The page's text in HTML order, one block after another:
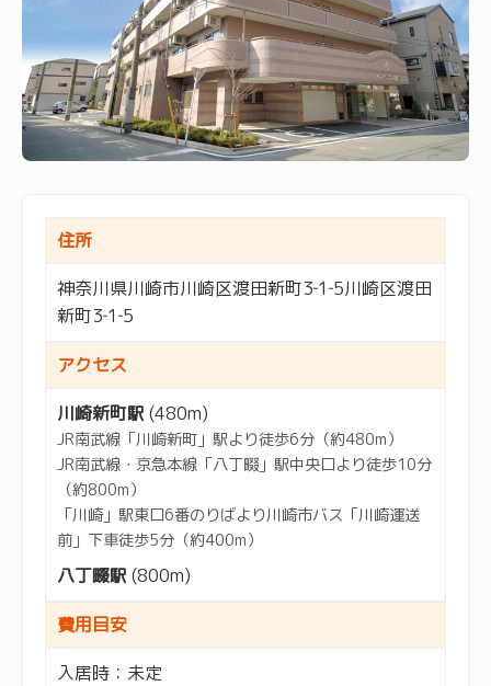
住所
神奈川県川崎市川崎区渡田新町3‐1‐5川崎区渡田
新町3‐1‐5
アクセス
川崎新町駅 (480m)
JR南武線「川崎新町」駅より徒歩6分（約480m）
JR南武線・京急本線「八丁畷」駅中央口より徒歩10分
（約800m）
「川崎」駅東口6番のりばより川崎市バス「川崎運送
前」下車徒歩5分（約400m）
八丁畷駅 (800m)
費用目安
入居時：未定